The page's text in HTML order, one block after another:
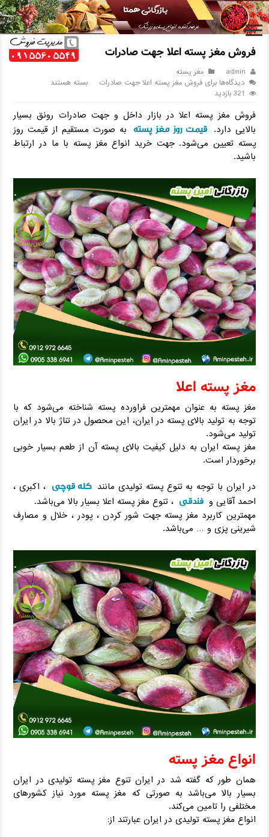
خانه / مغز پسته فروش مغز پسته اعلا جهت صادرات
فروش مغز پسته اعلا جهت صادرات
admin
مغز پسته
دیدگاه‌هابرای فروش مغز پسته اعلا جهت صادرات
بسته هستند
321 بازدید
فروش مغز پسته اعلا در بازار داخل و جهت صادرات رونق بسیار
بالایی دارد. قیمت روز مغز پسته به صورت مستقیم از قیمت روز
پسته تعیین می‌شود. جهت خرید انواع مغز پسته با ما در ارتباط
باشید.
مغز پسته اعلا
مغز پسته به عنوان مهمترین فراورده پسته شناخته می‌شود که با
توجه به تولید بالای پسته در ایران، این محصول در تناژ بالا در ایران
تولید می‌شود.
مغز پسته ایران به دلیل کیفیت بالای پسته آن از طعم بسیار خوبی
برخوردار است.
در ایران با توجه به تنوع پسته تولیدی مانند کله قوچی ، اکبری ،
احمد آقایی و فندقی ، تنوع مغز پسته اعلا بسیار بالا می‌باشد.
مهمترین کاربرد مغز پسته جهت شور کردن ، پودر ، خلال و مصارف
شیرینی پزی و … می‌باشد.
انواع مغز پسته
همان طور که گفته شد در ایران تنوع مغز پسته تولیدی در ایران
بسیار بالا می‌باشد به صورتی که مغز پسته مورد نیاز کشورهای
مختلفی را تامین می‌کند.
انواع مغز پسته تولیدی در ایران عبارتند از: